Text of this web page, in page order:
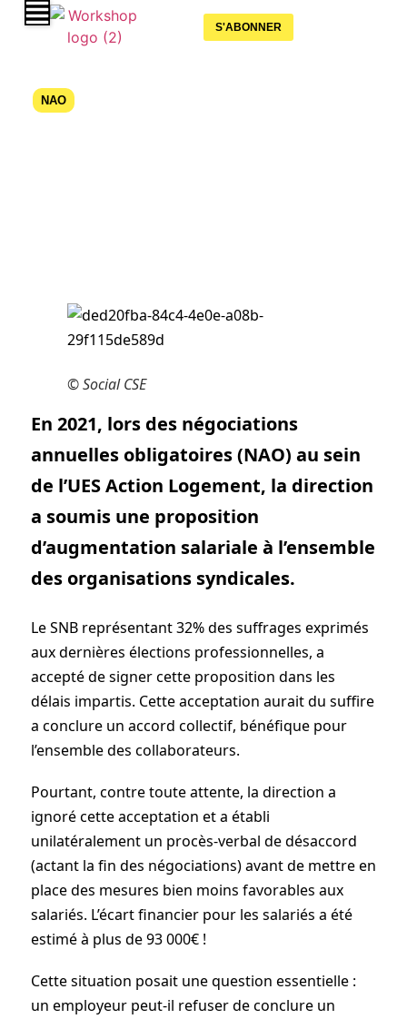
S'ABONNER
NAO
©Social CSE
En 2021, lors des négociations
annuelles obligatoires (NAO) au sein
de l’UES Action Logement, la direction
a soumis une proposition
d’augmentation salariale à l’ensemble
des organisations syndicales.
Le SNB représentant 32% des suffrages exprimés
aux dernières élections professionnelles, a
accepté de signer cette proposition dans les
délais impartis. Cette acceptation aurait du suffire
a conclure un accord collectif, bénéfique pour
l’ensemble des collaborateurs.
Pourtant, contre toute attente, la direction a
ignoré cette acceptation et a établi
unilatéralement un procès-verbal de désaccord
(actant la fin des négociations) avant de mettre en
place des mesures bien moins favorables aux
salariés. L’écart financier pour les salariés a été
estimé à plus de 93 000€ !
Cette situation posait une question essentielle :
un employeur peut-il refuser de conclure un